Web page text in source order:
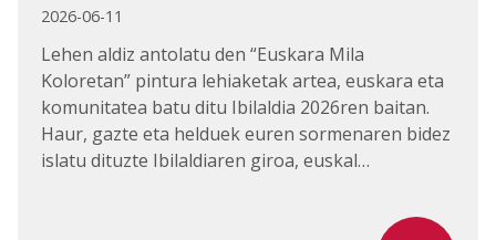
2026-06-11
Lehen aldiz antolatu den “Euskara Mila
Koloretan” pintura lehiaketak artea, euskara eta
komunitatea batu ditu Ibilaldia 2026ren baitan.
Haur, gazte eta helduek euren sormenaren bidez
islatu dituzte Ibilaldiaren giroa, euskal…